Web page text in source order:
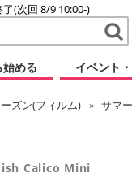
了(次回 8/9 10:00-)
始める イベント
ズン(フィルム) サマ
Calico Mini